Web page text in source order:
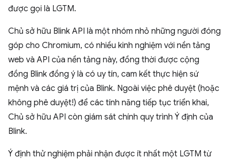
được gọi là LGTM.
Chủ sở hữu Blink API là một nhóm nhỏ những người đóng
góp cho Chromium, có nhiều kinh nghiệm với nền tảng
web và API của nền tảng này, đồng thời được cộng
đồng Blink đồng ý là có uy tín, cam kết thực hiện sứ
mệnh và các giá trị của Blink. Ngoài việc phê duyệt (hoặc
không phê duyệt!) để các tính năng tiếp tục triển khai,
Chủ sở hữu API còn giám sát chính quy trình Ý định của
Blink.
Ý định thử nghiệm phải nhận được ít nhất một LGTM từ